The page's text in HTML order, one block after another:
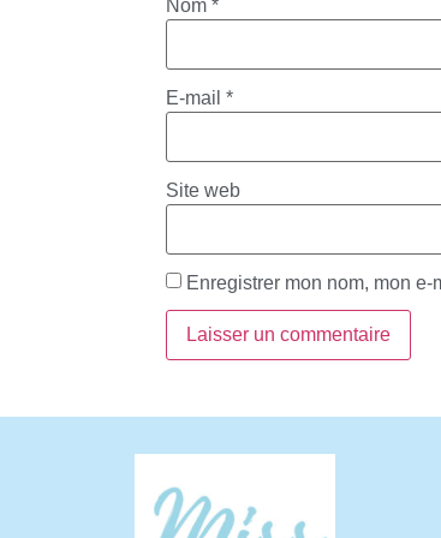
Nom *
E-mail *
Site web
Enregistrer mon nom, mon